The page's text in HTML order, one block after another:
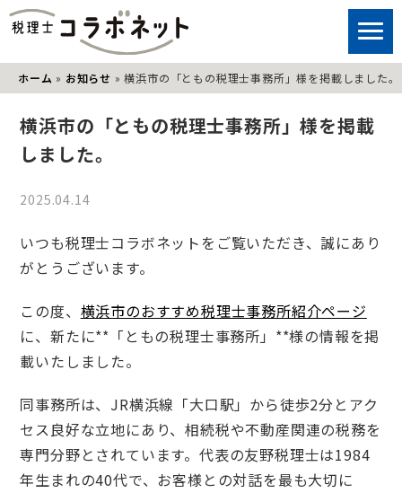
ホーム » お知らせ »横浜市の「ともの税理士事務所」様を掲載しました。
横浜市の「ともの税理士事務所」様を掲載
しました。
2025.04.14
いつも税理士コラボネットをご覧いただき、誠にあり
がとうございます。
この度、 横浜市のおすすめ税理士事務所紹介ページ
に、新たに**「ともの税理士事務所」**様の情報を掲
載いたしました。
同事務所は、JR横浜線「大口駅」から徒歩2分とアク
セス良好な立地にあり、相続税や不動産関連の税務を
専門分野とされています。代表の友野税理士は1984
年生まれの40代で、お客様との対話を最も大切に